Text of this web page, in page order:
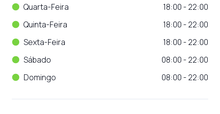
Quarta-Feira
18:00 - 22:00
Quinta-Feira
18:00 - 22:00
Sexta-Feira
18:00 - 22:00
Sábado
08:00 - 22:00
Domingo
08:00 - 22:00